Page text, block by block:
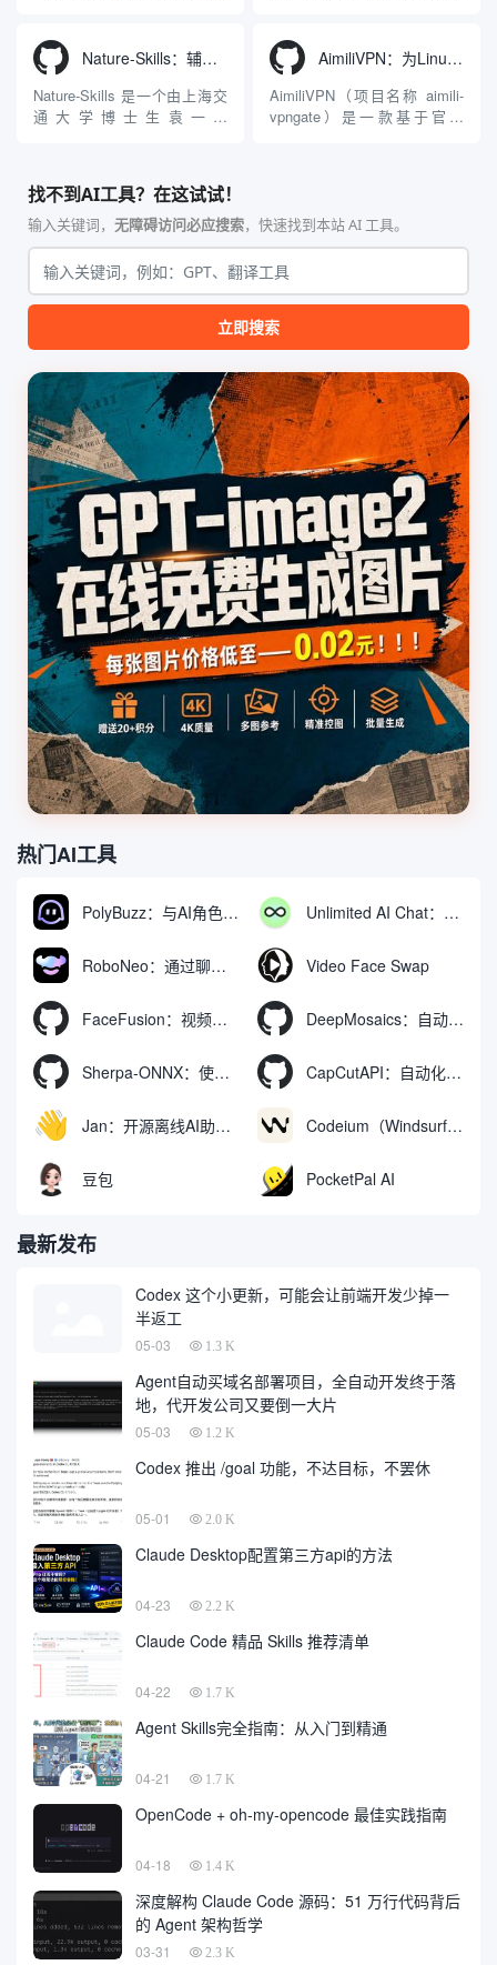
Windows 平台。当用户使用桌
面版 Gemini 客户端或
Antigravity IDE ...
动Seed 3D两大行业领先的AI
模型架构，致力于帮助用户无
需掌握复杂的3D拓扑知识或昂
贵的专业软件，即可在...
Nature-Skills：辅助撰写学术论文和绘制科研图表的智能体插件
Nature-Skills 是一个由上海交
通大学博士生袁一哲
合，专为顶级学术期刊（如
Nature、Science、Cell 等）
的论文撰写与发表流程设计。
该工具集以智能体插...
AimiliVPN：为Linux提供纯净出站家庭IP的VPN代理网关
AimiliVPN（项目名称 aimili-
vpngate）是一款基于官方
纯 Python 标准库编写，用户
无需安装...
找不到AI工具？在这试试！
输入关键词， 无障碍访问必应搜索，快速找到本站 AI 工具。
立即搜索
热门AI工具
PolyBuzz：与AI角色互动的免费聊天与角色扮演平台 Unlimited AI Chat：免费无限制的AI聊天工具
RoboNeo：通过聊天生成和编辑视频与图像的AI工具 Video Face Swap
FaceFusion：视频换脸增强工具|语音同步视频嘴型动作 DeepMosaics：自动去除图像和视频中的马赛克，或向其添加马赛克
Sherpa-ONNX：使用ONNXRuntime实现离线语音识别和合成 CapCutAPI：自动化控制CapCut视频剪辑的开源工具
Jan：开源离线AI助手，ChatGPT 替代品，运行本地AI模型或连接云端AI Codeium（Windsurf Editor）：免费的AI代码补全与聊天工具，Windsurf以对话方式编写完整项目代码
豆包 PocketPal AI
最新发布
Codex 这个小更新，可能会让前端开发少掉一
半返工
05-03 1.3 K
Agent自动买域名部署项目，全自动开发终于落
地，代开发公司又要倒一大片
05-03 1.2 K
Codex 推出 /goal 功能，不达目标，不罢休
05-01 2.0 K
Claude Desktop配置第三方api的方法
04-23 2.2 K
Claude Code 精品 Skills 推荐清单
04-22 1.7 K
Agent Skills完全指南：从入门到精通
04-21 1.7 K
OpenCode + oh-my-opencode 最佳实践指南
04-18 1.4 K
深度解构 Claude Code 源码：51 万行代码背后
的 Agent 架构哲学
03-31 2.3 K